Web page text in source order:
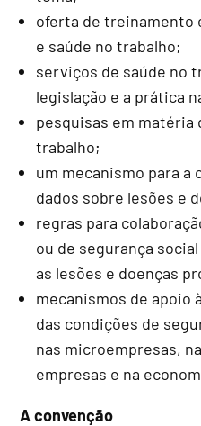
oferta de treinamento
e saúde no trabalho;
serviços de saúde no
legislação e a prática
pesquisas em matéria
trabalho;
um mecanismo para a
dados sobre lesões e
regras para
ou de segurança
as lesões e doenças
mecanismos de apoio
das condições de
nas microempresas,
empresas e na
A convenção